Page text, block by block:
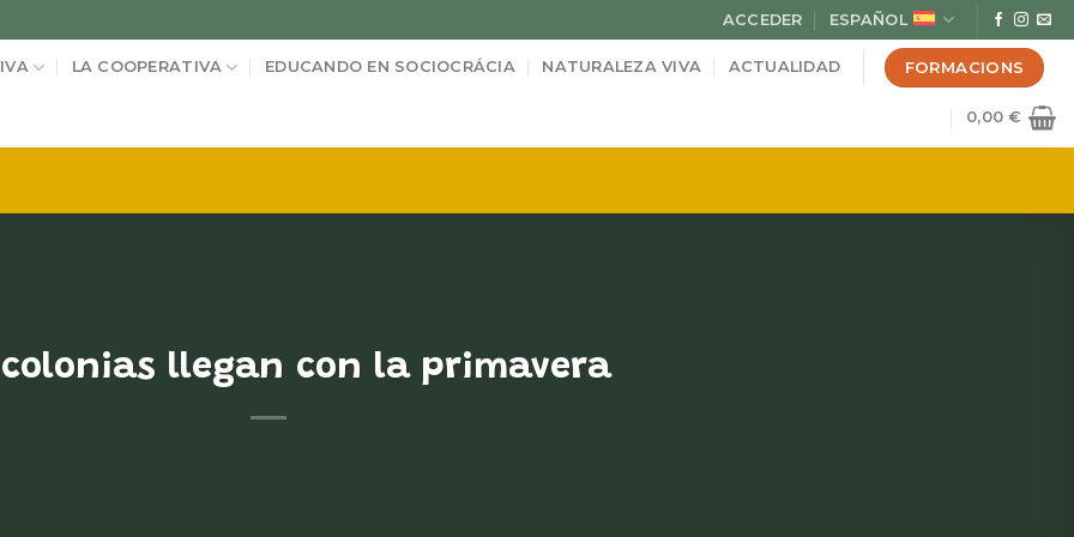
ACCEDER ESPAÑOL
LA COOPERATIVA EDUCANDO EN SOCIOCRÁCIA NATURALEZA VIVA ACTUALIDAD FORMACIONS
0,00€
colonias llegan con la primavera